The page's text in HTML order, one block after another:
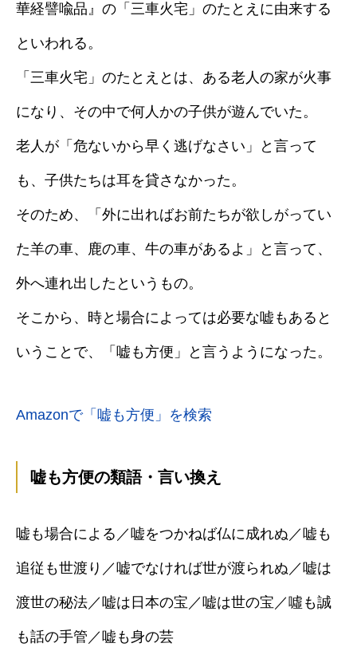
華経譬喩品』の「三車火宅」のたとえに由来する
といわれる。
「三車火宅」のたとえとは、ある老人の家が火事
になり、その中で何人かの子供が遊んでいた。
老人が「危ないから早く逃げなさい」と言って
も、子供たちは耳を貸さなかった。
そのため、「外に出ればお前たちが欲しがってい
た羊の車、鹿の車、牛の車があるよ」と言って、
外へ連れ出したというもの。
そこから、時と場合によっては必要な嘘もあると
いうことで、「嘘も方便」と言うようになった。
Amazonで「嘘も方便」を検索
嘘も方便の類語・言い換え
嘘も場合による／嘘をつかねば仏に成れぬ／嘘も
追従も世渡り／嘘でなければ世が渡られぬ／嘘は
渡世の秘法／嘘は日本の宝／嘘は世の宝／噓も誠
も話の手管／嘘も身の芸